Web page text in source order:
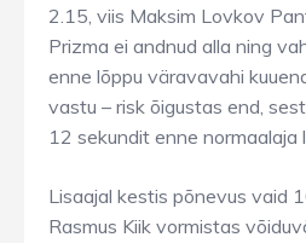
2.15, viis Maksim Lovkov
Prizma ei andnud alla ning
enne lõppu väravavahi
vastu – risk õigustas end,
12 sekundit enne normaalaja
Lisaajal kestis põnevus vaid
Rasmus Kiik vormistas